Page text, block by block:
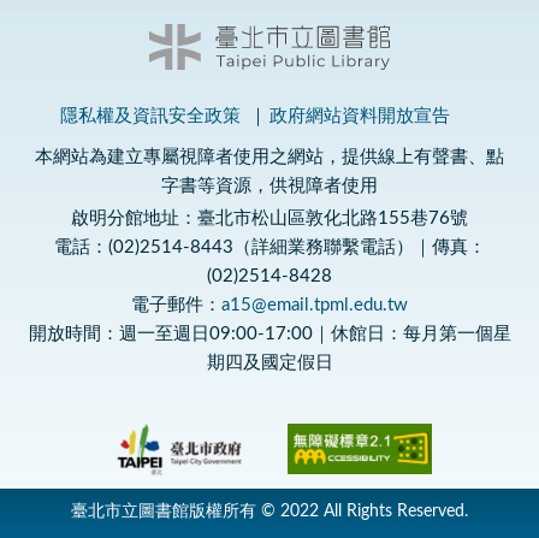
隱私權及資訊安全政策 政府網站資料開放宣告
本網站為建立專屬視障者使用之網站，提供線上有聲書、點
字書等資源，供視障者使用
啟明分館地址：臺北市松山區敦化北路155巷76號
電話：(02)2514-8443（詳細業務聯繫電話）｜傳真：
(02)2514-8428
電子郵件： a15@email.tpml.edu.tw
開放時間：週一至週日09:00-17:00｜休館日：每月第一個星
期四及國定假日
臺北市立圖書館版權所有 © 2022 All Rights Reserved.